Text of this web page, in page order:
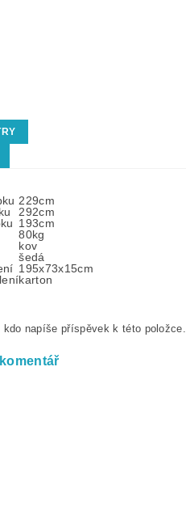
229cm
292cm
193cm
80kg
kov
šedá
195x73x15cm
karton
kdo napíše příspěvek k této položce.